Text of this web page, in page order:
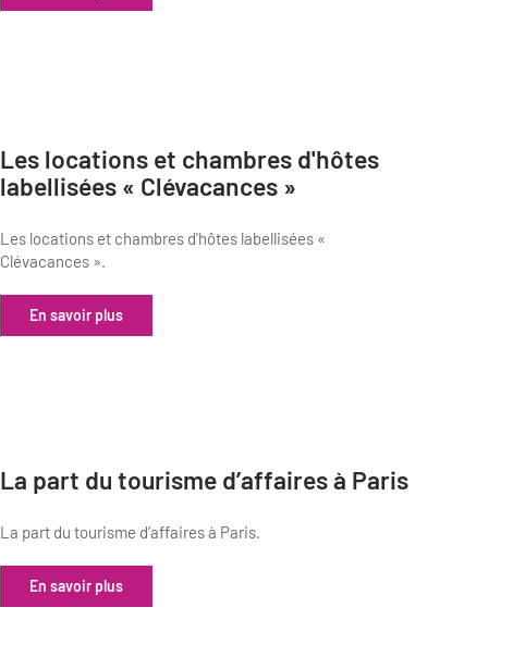
Les locations et chambres d'hôtes
labellisées « Clévacances »
Les locations et chambres d'hôtes labellisées «
Clévacances ».
En savoir plus
La part du tourisme d’affaires à Paris
La part du tourisme d’affaires à Paris.
En savoir plus